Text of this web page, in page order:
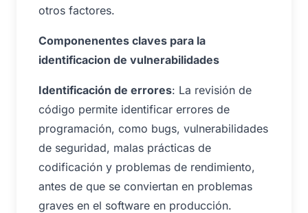
otros factores.
Componenentes claves para la
identificacion de vulnerabilidades
Identificación de errores: La revisión de
código permite identificar errores de
programación, como bugs, vulnerabilidades
de seguridad, malas prácticas de
codificación y problemas de rendimiento,
antes de que se conviertan en problemas
graves en el software en producción.